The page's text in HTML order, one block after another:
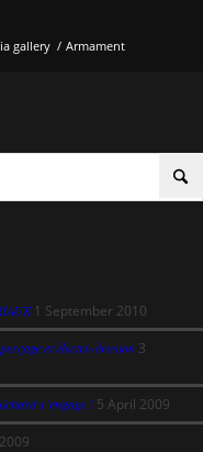
gallery / Armament
1 September 2010
et électro-érosion 3
s’engage ! 5 April 2009